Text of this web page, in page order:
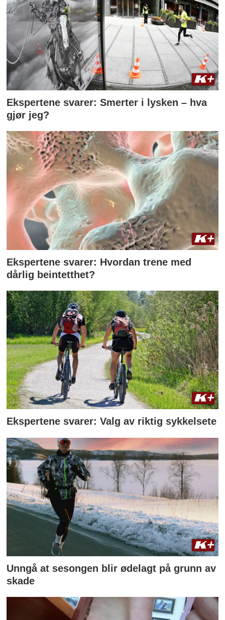
Ekspertene svarer: Smerter i lysken – hva
gjør jeg?
Ekspertene svarer: Hvordan trene med
dårlig beintetthet?
Ekspertene svarer: Valg av riktig sykkelsete
Unngå at sesongen blir ødelagt på grunn av
skade